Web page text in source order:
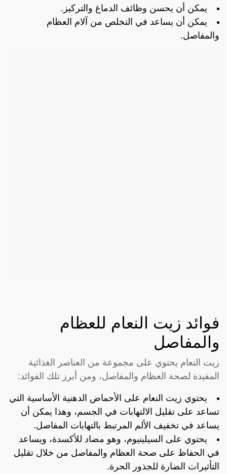
يمكن أن يحسن وظائف الدماغ والتركيز.
يمكن أن يساعد في التخلص من آلام العظام
والمفاصل.
فوائد زيت النعام للعظام
والمفاصل
زيت النعام يحتوي على مجموعة من العناصر الغذائية
المفيدة لصحة العظام والمفاصل، ومن أبرز تلك الفوائد:
يحتوي زيت النعام على الأحماض الدهنية الأساسية التي
تساعد على تقليل الالتهابات في الجسم، وهذا يمكن أن
يساعد في تخفيف الألم المرتبط بالتهابات المفاصل.
يحتوي على السيلينيوم، وهو مضاد للأكسدة، ويساعد
في الحفاظ على صحة العظام والمفاصل من خلال تقليل
التأثيرات الضارة للجذور الحرة.